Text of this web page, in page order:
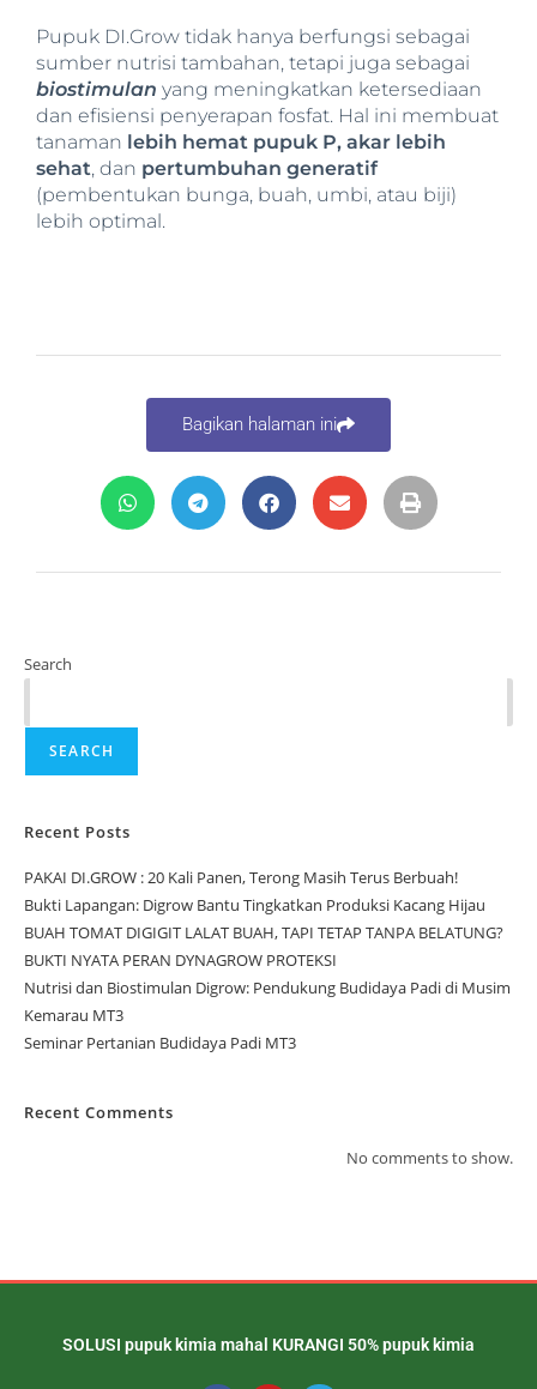
Pupuk DI.Grow tidak hanya berfungsi sebagai
sumber nutrisi tambahan, tetapi juga sebagai
biostimulan yang meningkatkan ketersediaan
dan efisiensi penyerapan fosfat. Hal ini membuat
tanaman lebih hemat pupuk P, akar lebih
sehat, dan pertumbuhan generatif
(pembentukan bunga, buah, umbi, atau biji)
lebih optimal.
Bagikan halaman ini
Search
SEARCH
Recent Posts
PAKAI DI.GROW : 20 Kali Panen, Terong Masih Terus Berbuah!
Bukti Lapangan: Digrow Bantu Tingkatkan Produksi Kacang Hijau
BUAH TOMAT DIGIGIT LALAT BUAH, TAPI TETAP TANPA BELATUNG?
BUKTI NYATA PERAN DYNAGROW PROTEKSI
Nutrisi dan Biostimulan Digrow: Pendukung Budidaya Padi di Musim
Kemarau MT3
Seminar Pertanian Budidaya Padi MT3
Recent Comments
No comments to show.
SOLUSI pupuk kimia mahal KURANGI 50% pupuk kimia